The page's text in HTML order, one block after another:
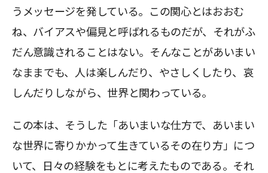
うメッセージを発している。この関心とはおおむ
ね、バイアスや偏見と呼ばれるものだが、それがふ
だん意識されることはない。そんなことがあいまい
なままでも、人は楽しんだり、やさしくしたり、哀
しんだりしながら、世界と関わっている。
この本は、そうした「あいまいな仕方で、あいまい
な世界に寄りかかって生きているその在り方」につ
いて、日々の経験をもとに考えたものである。それ